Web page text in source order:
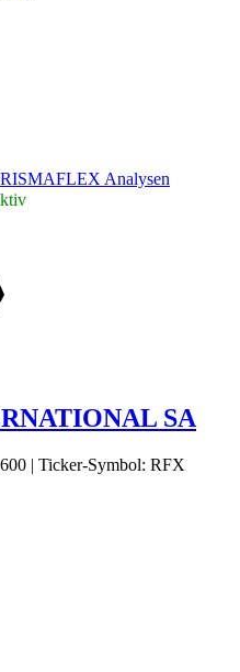
Analysen
SA
| Ticker-Symbol: RFX